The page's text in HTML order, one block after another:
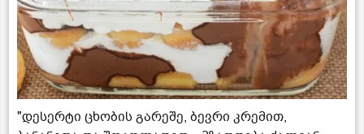
"დესერტი ცხობის გარეშე, ბევრი კრემით,